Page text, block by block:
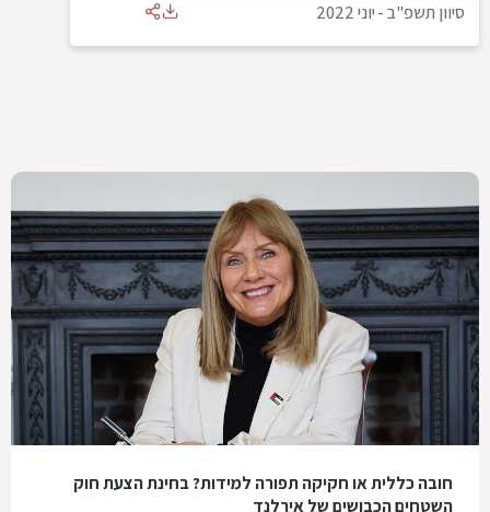
סיוון תשפ"ב-יוני 2022
חובה כללית או חקיקה תפורה למידות? בחינת הצעת חוק
השטחים הכבושים של אירלנד